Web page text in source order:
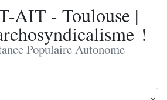
AIT - Toulouse |
!
Populaire Autonome